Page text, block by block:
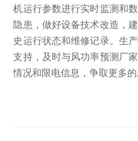
机运行参数进行实时监测和
隐患，做好设备技术改造，
史运行状态和维修记录。生
支持，及时与风功率预测厂
情况和限电信息，争取更多的